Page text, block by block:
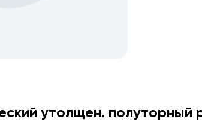
утолщен. полуторный